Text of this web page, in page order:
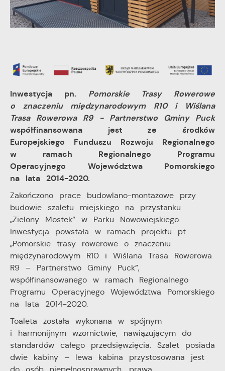
Inwestycja pn. Pomorskie Trasy Rowerowe
o znaczeniu międzynarodowym R10 i Wiślana
Trasa Rowerowa R9 - Partnerstwo Gminy Puck
współfinansowana jest ze środków
Europejskiego Funduszu Rozwoju Regionalnego
w ramach Regionalnego Programu
Operacyjnego Województwa Pomorskiego
na lata 2014-2020.
Zakończono prace budowlano-montażowe przy
budowie szaletu miejskiego na przystanku
„Zielony Mostek” w Parku Nowowiejskiego.
Inwestycja powstała w ramach projektu pt.
„Pomorskie trasy rowerowe o znaczeniu
międzynarodowym R10 i Wiślana Trasa Rowerowa
R9 – Partnerstwo Gminy Puck”,
współfinansowanego w ramach Regionalnego
Programu Operacyjnego Województwa Pomorskiego
na lata 2014-2020.
Toaleta została wykonana w spójnym
i harmonijnym wzornictwie, nawiązującym do
standardów całego przedsięwzięcia. Szalet posiada
dwie kabiny – lewa kabina przystosowana jest
upodobań oraz Twoich zwyczajów dotyczących
przeglądanej witryny internetowej. Treści promocyjne
mogą pojawić się na stronach podmiotów trzecich lub
wiadomości, ofert, komunikatów mediów
społecznościowych.